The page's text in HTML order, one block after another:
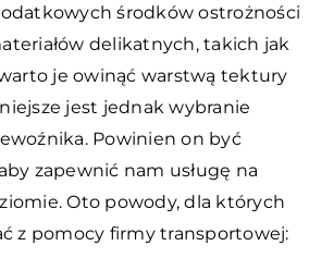
środków ostrożności
delikatnych, takich jak
je owinąć warstwą tektury
jest jednak wybranie
Powinien on być
zapewnić nam usługę na
Oto powody, dla których
z pomocy firmy transportowej: